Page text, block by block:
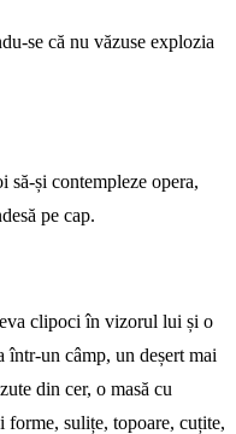
se că nu văzuse explozia
să-și contempleze opera,
pe cap.
clipoci în vizorul lui și o
într-un câmp, un deșert mai
din cer, o masă cu
sulițe, topoare, cuțite,